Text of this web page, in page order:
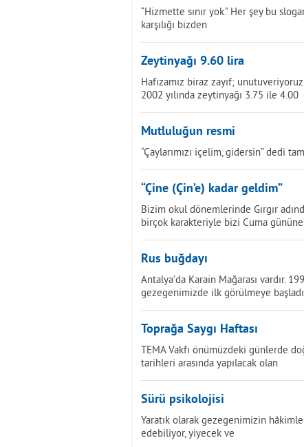
“Hizmette sınır yok.” Her şey bu
karşılığı bizden
Zeytinyağı 9.60 lira
Hafızamız biraz zayıf;
2002 yılında zeytinyağı 3.75 ile 4.00
Mutluluğun resmi
“Çaylarımızı içelim, gidersin” dedi
“Çine (Çin’e) kadar geldim”
Bizim okul dönemlerinde Gırgır
birçok karakteriyle bizi Cuma gününe
Rus buğdayı
Antalya’da Karain Mağarası vardır.
gezegenimizde ilk görülmeye
Toprağa Saygı Haftası
TEMA Vakfı önümüzdeki günlerde
tarihleri arasında yapılacak olan
Sürü psikolojisi
Yaratık olarak gezegenimizin
edebiliyor, yiyecek ve